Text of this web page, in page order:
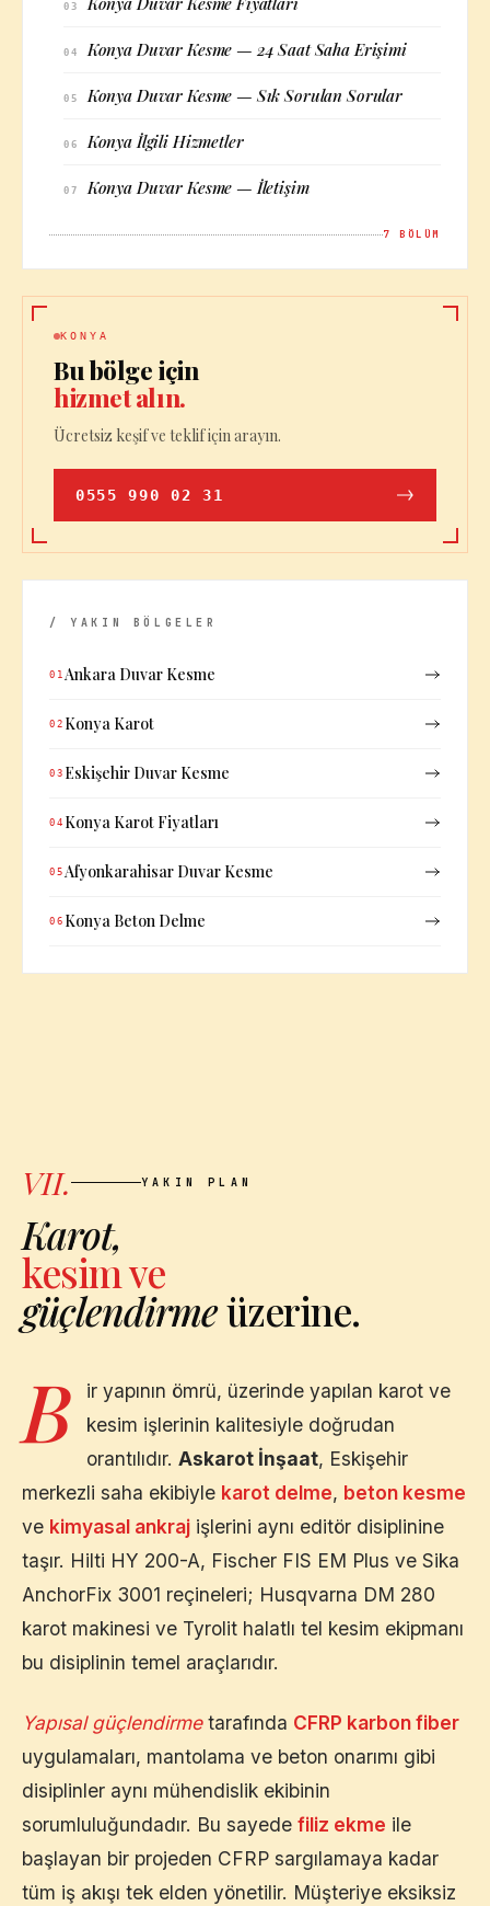
03
04 Konya Duvar Kesme — 24 Saat Saha Erişimi
05 Konya Duvar Kesme — Sık Sorulan Sorular
06 Konya İlgili Hizmetler
07 Konya Duvar Kesme — İletişim
7 BÖLÜM
KONYA
Bu bölge için
hizmet alın.
Ücretsiz keşif ve teklif için arayın.
0555 990 02 31
/ YAKIN BÖLGELER
01 Ankara Duvar Kesme
02 Konya Karot
03 Eskişehir Duvar Kesme
04 Konya Karot Fiyatları
05 Afyonkarahisar Duvar Kesme
06 Konya Beton Delme
VII. YAKIN PLAN
Karot,
kesim ve
güçlendirmeüzerine.
B
ir yapının ömrü, üzerinde yapılan karot ve
kesim işlerinin kalitesiyle doğrudan
orantılıdır. Askarot İnşaat, Eskişehir
merkezli saha ekibiyle karot delme, beton kesme
ve kimyasal ankraj işlerini aynı editör disiplinine
taşır. Hilti HY 200-A, Fischer FIS EM Plus ve Sika
AnchorFix 3001 reçineleri; Husqvarna DM 280
karot makinesi ve Tyrolit halatlı tel kesim ekipmanı
bu disiplinin temel araçlarıdır.
Yapısal güçlendirmetarafında CFRP karbon fiber
uygulamaları, mantolama ve beton onarımı gibi
disiplinler aynı mühendislik ekibinin
sorumluluğundadır. Bu sayede filiz ekme ile
başlayan bir projeden CFRP sargılamaya kadar
tüm iş akışı tek elden yönetilir. Müşteriye eksiksiz